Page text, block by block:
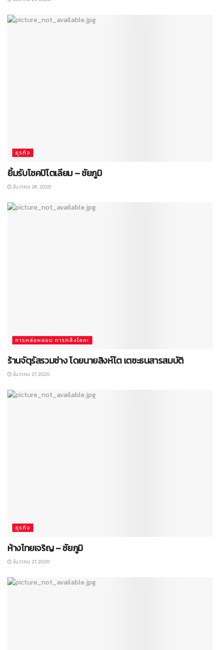
ธุรกิจ
ยิ้มรับโชคปิโตเลียม – ชัยภูมิ
ธันวาคม 28, 2020
การหล่อหลอม การกลึงโลหะ
ร้านจัตุรัสรวมช่าง โดยนายสิงห์โต เตชะธนสารสมบัติ
ธันวาคม 27, 2020
ธุรกิจ
ห้างไทยเจริญ – ชัยภูมิ
ธันวาคม 27, 2020